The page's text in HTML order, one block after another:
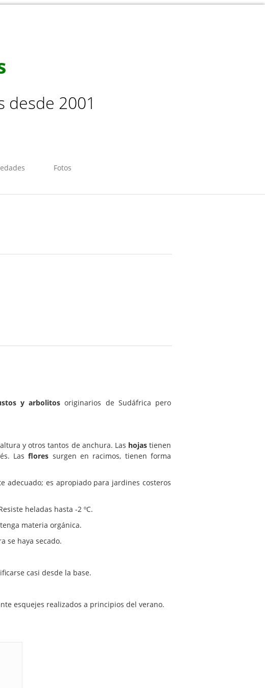
desde 2001
Fotos
y arbolitos originarios de Sudáfrica pero
y otros tantos de anchura. Las hojastienen
Lasflores surgen en racimos, tienen forma
es apropiado para jardines costeros
heladas hasta -2 ºC.
materia orgánica.
se haya secado.
casi desde la base.
esquejes realizados a principios del verano.